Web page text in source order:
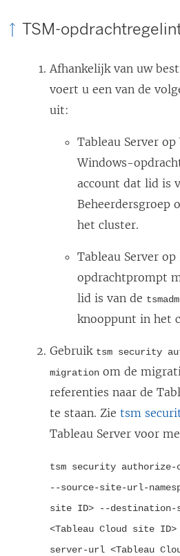
TSM-
Afhankelijk van uw
voert u een van de
uit:
Tableau Server op
Windows-
account dat lid is
Beheerdersgroep
het cluster.
Tableau Server op
opdrachtprompt
lid is van de
knooppunt in het
Gebruik tsm security
migration om de
referenties naar de
te staan. Zie tsm
Tableau Server voor
tsm security
--source-site-url-
site ID> --destination-
<Tableau Cloud site
server-url <Tableau